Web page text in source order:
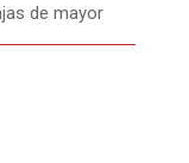
de mayor